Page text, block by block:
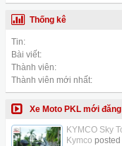
Thống kê
Tin:
Bài viết:
Thành viên:
Thành viên mới nhất:
Xe Moto PKL mới
KYMCO Sky
Kymco posted